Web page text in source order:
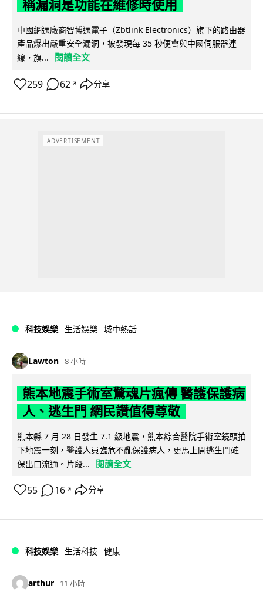
稱漏洞是功能在維修時使用
中國網通廠商智博通電子（Zbtlink Electronics）旗下的路由器
產品爆出嚴重安全漏洞，被發現每 35 秒便會與中國伺服器連
線，旗...
閱讀全文
259 62 ↗ 分享
ADVERTISEMENT
科技娛樂 生活娛樂 城中熱話
Lawton 8 小時
熊本地震手術室驚魂片瘋傳 醫護保護病
人、逃生門 網民讚值得尊敬
熊本縣 7 月 28 日發生 7.1 級地震，熊本綜合醫院手術室鏡頭拍
下地震一刻，醫護人員臨危不亂保護病人，更馬上開逃生門確
保出口流通。片段...
閱讀全文
55 16 ↗ 分享
科技娛樂 生活科技 健康
arthur 11 小時